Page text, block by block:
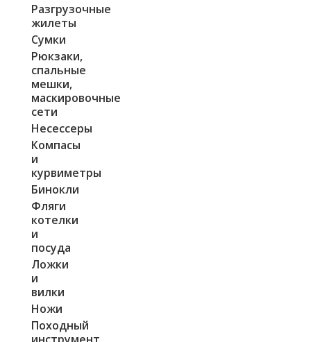
Разгрузочные
жилеты
Сумки
Рюкзаки,
спальные
мешки,
маскировочные
сети
Несессеры
Компасы
и
курвиметры
Бинокли
Фляги
котелки
и
посуда
Ложки
и
вилки
Ножи
Походный
инструмент